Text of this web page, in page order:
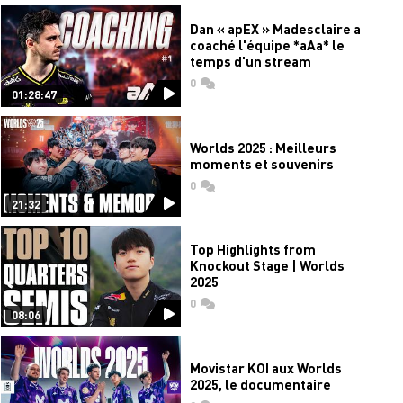
01:28:47
Dan « apEX » Madesclaire a
coaché l'équipe *aAa* le
temps d'un stream
0commentaires
21:32
Worlds 2025 : Meilleurs
moments et souvenirs
0commentaires
08:06
Top Highlights from
Knockout Stage | Worlds
2025
0commentaires
Movistar KOI aux Worlds
2025, le documentaire